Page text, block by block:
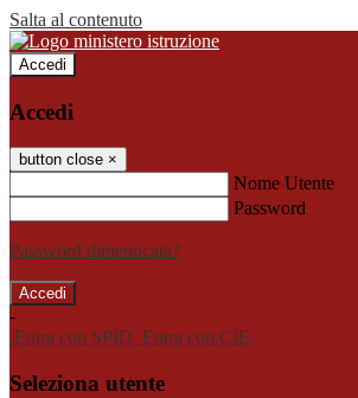
Salta al contenuto
Accedi
Accedi
button close ×
Nome Utente
Password
Password dimenticata?
-
Entra con SPID Entra con CIE
Seleziona utente